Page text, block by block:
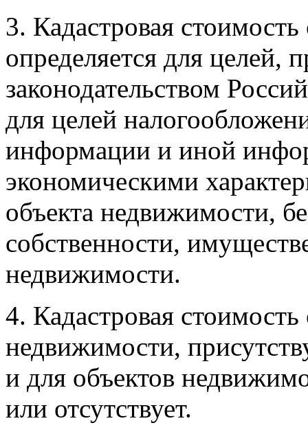
3. Кадастровая
определяется для целей,
законодательством
для целей
информации и иной
экономическими
объекта недвижимости,
собственности,
недвижимости.
4. Кадастровая стоимость
недвижимости,
и для объектов
или отсутствует.